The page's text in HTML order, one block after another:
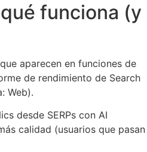
funciona (y
aparecen en funciones de
de rendimiento de Search
Web).
desde SERPs con AI
calidad (usuarios que pasan